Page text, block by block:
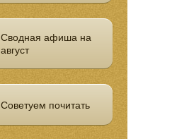
Сводная афиша на
август
Советуем почитать